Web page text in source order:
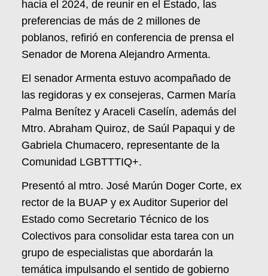
hacia el 2024, de reunir en el Estado, las
preferencias de más de 2 millones de
poblanos, refirió en conferencia de prensa el
Senador de Morena Alejandro Armenta.
El senador Armenta estuvo acompañado de
las regidoras y ex consejeras, Carmen María
Palma Benítez y Araceli Caselín, además del
Mtro. Abraham Quiroz, de Saúl Papaqui y de
Gabriela Chumacero, representante de la
Comunidad LGBTTTIQ+.
Presentó al mtro. José Marún Doger Corte, ex
rector de la BUAP y ex Auditor Superior del
Estado como Secretario Técnico de los
Colectivos para consolidar esta tarea con un
grupo de especialistas que abordarán la
temática impulsando el sentido de gobierno